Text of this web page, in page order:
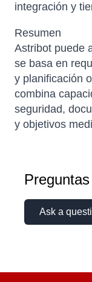
integración y
Resumen
Astribot puede
se basa en
y planificación
combina
seguridad,
y objetivos
Preguntas
Ask a